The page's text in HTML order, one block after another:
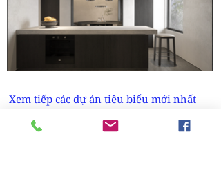
Xem tiếp các dự án tiêu biểu mới nhất